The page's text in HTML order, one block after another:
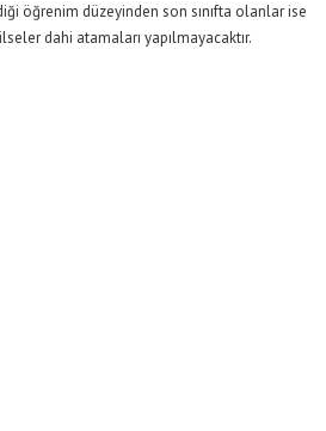
öğrenim düzeyinden son sınıfta olanlar ise
dahi atamaları yapılmayacaktır.